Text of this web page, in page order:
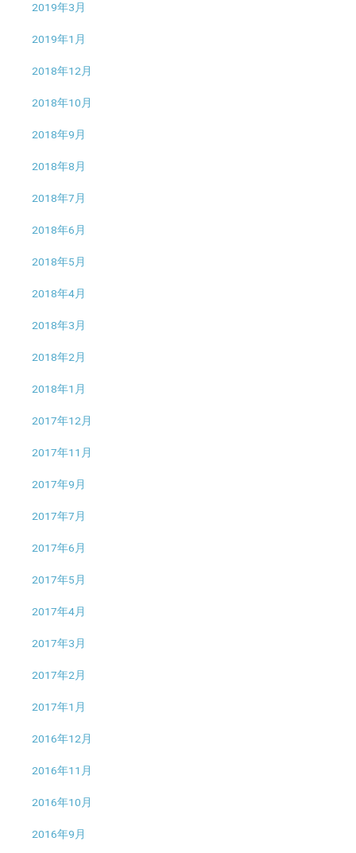
2019年3月
2019年1月
2018年12月
2018年10月
2018年9月
2018年8月
2018年7月
2018年6月
2018年5月
2018年4月
2018年3月
2018年2月
2018年1月
2017年12月
2017年11月
2017年9月
2017年7月
2017年6月
2017年5月
2017年4月
2017年3月
2017年2月
2017年1月
2016年12月
2016年11月
2016年10月
2016年9月